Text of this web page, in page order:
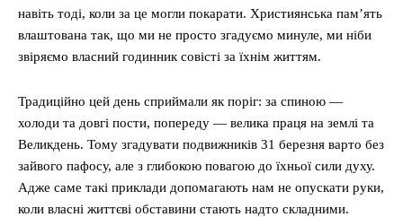
навіть тоді, коли за це могли покарати. Християнська пам’ять
влаштована так, що ми не просто згадуємо минуле, ми ніби
звіряємо власний годинник совісті за їхнім життям.
Традиційно цей день сприймали як поріг: за спиною —
холоди та довгі пости, попереду — велика праця на землі та
Великдень. Тому згадувати подвижників 31 березня варто без
зайвого пафосу, але з глибокою повагою до їхньої сили духу.
Адже саме такі приклади допомагають нам не опускати руки,
коли власні життєві обставини стають надто складними.